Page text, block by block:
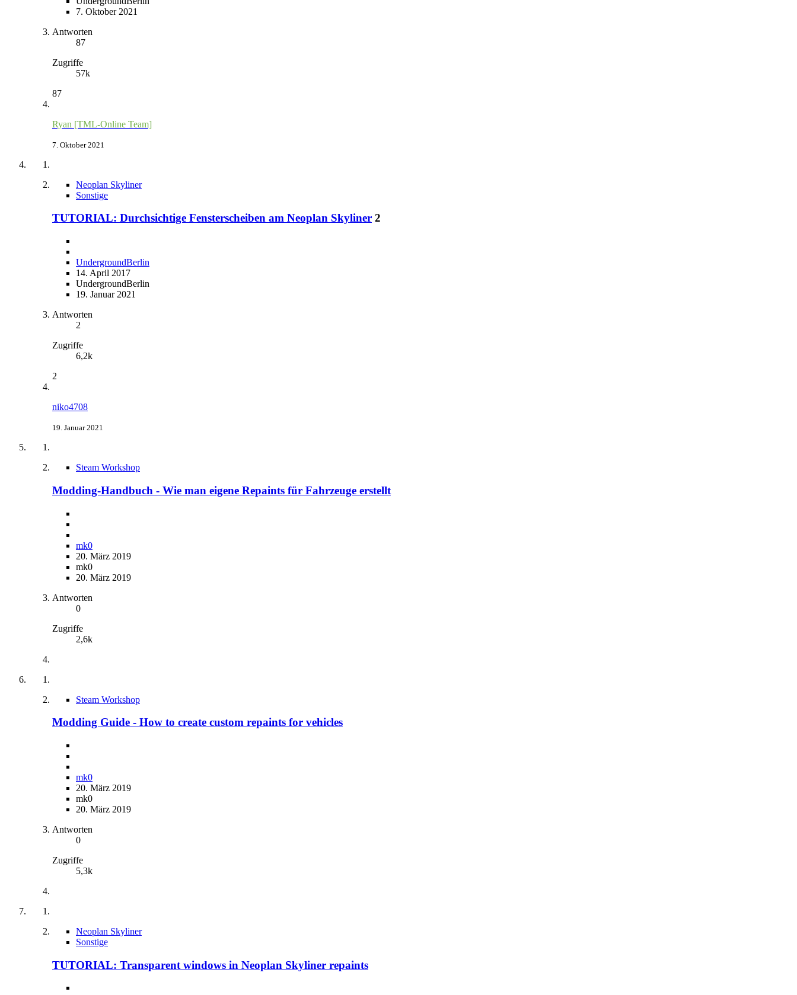
7. Oktober 2021
Antworten
87
Zugriffe
57k
87
Ryan [TML-Online Team]
7. Oktober 2021
Neoplan Skyliner
Sonstige
TUTORIAL: Durchsichtige Fensterscheiben am Neoplan Skyliner 2
UndergroundBerlin
14. April 2017
UndergroundBerlin
19. Januar 2021
Antworten
2
Zugriffe
6,2k
2
niko4708
19. Januar 2021
Steam Workshop
Modding-Handbuch - Wie man eigene Repaints für Fahrzeuge erstellt
mk0
20. März 2019
mk0
20. März 2019
Antworten
0
Zugriffe
2,6k
Steam Workshop
Modding Guide - How to create custom repaints for vehicles
mk0
20. März 2019
mk0
20. März 2019
Antworten
0
Zugriffe
5,3k
Neoplan Skyliner
Sonstige
TUTORIAL: Transparent windows in Neoplan Skyliner repaints